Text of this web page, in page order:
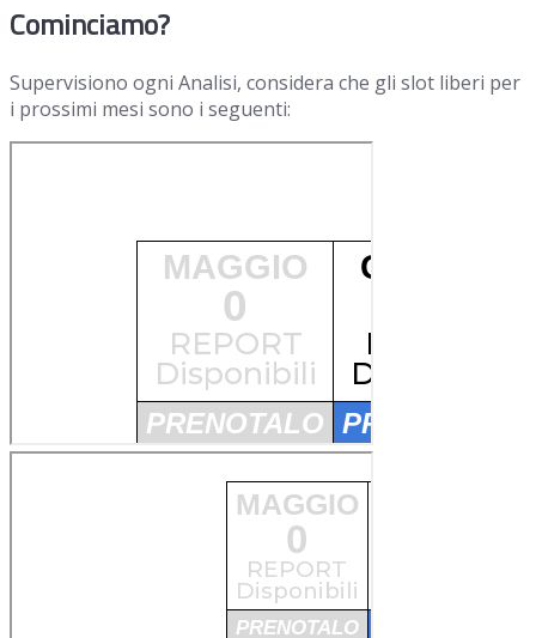
Cominciamo?
Supervisiono ogni Analisi, considera che gli slot liberi per
i prossimi mesi sono i seguenti: